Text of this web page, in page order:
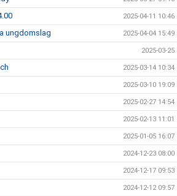
2025-04-11 10:46
ungdomslag 2025-04-04 15:49
2025-03-25
2025-03-14 10:34
2025-03-10 19:09
2025-02-27 14:54
2025-02-13 11:01
2025-01-05 16:07
2024-12-23 08:00
2024-12-17 09:53
2024-12-12 09:57